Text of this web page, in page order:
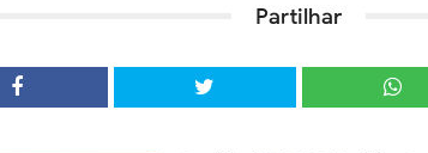
Partilhar